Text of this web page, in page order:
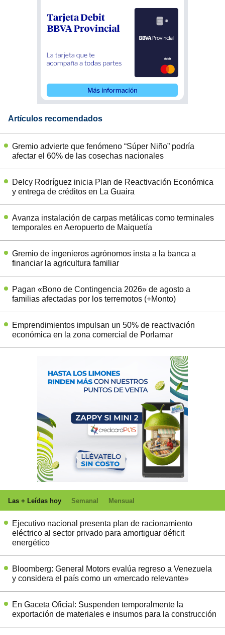
Artículos recomendados
Gremio advierte que fenómeno “Súper Niño” podría
afectar el 60% de las cosechas nacionales
Delcy Rodríguez inicia Plan de Reactivación Económica
y entrega de créditos en La Guaira
Avanza instalación de carpas metálicas como terminales
temporales en Aeropuerto de Maiquetía
Gremio de ingenieros agrónomos insta a la banca a
financiar la agricultura familiar
Pagan «Bono de Contingencia 2026» de agosto a
familias afectadas por los terremotos (+Monto)
Emprendimientos impulsan un 50% de reactivación
económica en la zona comercial de Porlamar
Las + Leídas hoy Semanal Mensual
Ejecutivo nacional presenta plan de racionamiento
eléctrico al sector privado para amortiguar déficit
energético
Bloomberg: General Motors evalúa regreso a Venezuela
y considera el país como un «mercado relevante»
En Gaceta Oficial: Suspenden temporalmente la
exportación de materiales e insumos para la construcción